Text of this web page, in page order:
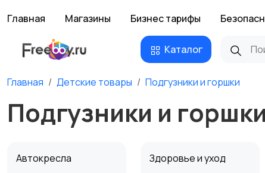
Главная Магазины Бизнес тарифы
Каталог
Главная Детские товары Подгузники и горшки
Подгузники и
Автокресла Здоровье и уход